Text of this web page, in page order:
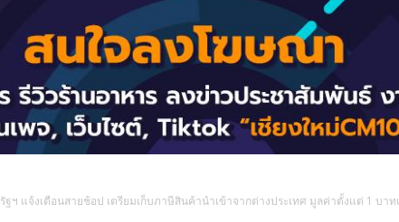
รัฐฯ แจ้งเตือนสายช้อป เตรียมเก็บภาษีสินค้านำเข้าจากต่างประเทศ มูลค่าตั้งแต่ 1 บาท